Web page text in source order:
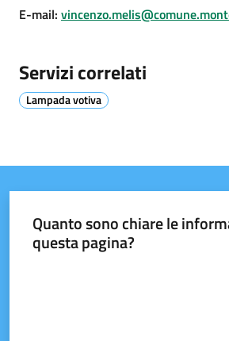
gli
Seguici
E-mail:
Servizi correlati
Lampada votiva
Quanto sono chiare le
questa pagina?